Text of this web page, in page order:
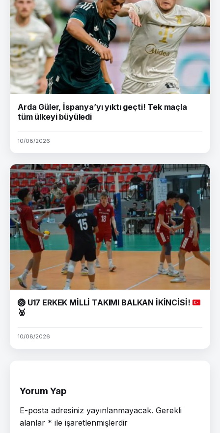
Arda Güler, İspanya’yı yıktı geçti! Tek maçla
tüm ülkeyi büyüledi
10/08/2026
🏐U17 ERKEK MİLLİ TAKIMI BALKAN İKİNCİSİ!
🥈
10/08/2026
Yorum Yap
E-posta adresiniz yayınlanmayacak. Gerekli
alanlar * ile işaretlenmişlerdir